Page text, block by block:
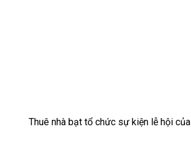
Thuê nhà bạt tổ chức sự kiện lễ hội